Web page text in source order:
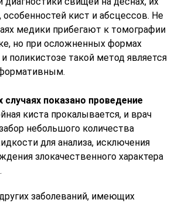
особенностей кист и абсцессов. Не
медики прибегают к томографии
но при осложненных формах
поликистозе такой метод является
случаях показано проведение
киста прокалывается, и врач
небольшого количества
для анализа, исключения
злокачественного характера
заболеваний, имеющих